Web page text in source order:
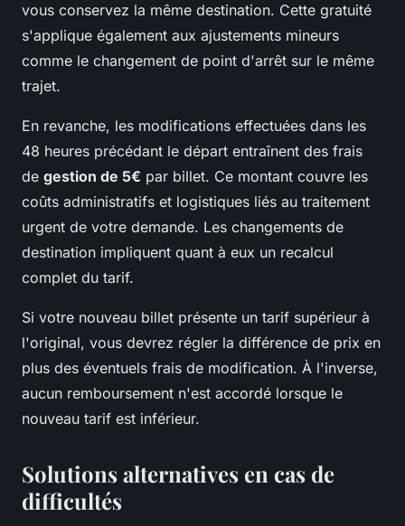
vous conservez la même destination. Cette gratuité
s'applique également aux ajustements mineurs
comme le changement de point d'arrêt sur le même
trajet.
En revanche, les modifications effectuées dans les
48 heures précédant le départ entraînent des frais
de gestion de 5€ par billet. Ce montant couvre les
coûts administratifs et logistiques liés au traitement
urgent de votre demande. Les changements de
destination impliquent quant à eux un recalcul
complet du tarif.
Si votre nouveau billet présente un tarif supérieur à
l'original, vous devrez régler la différence de prix en
plus des éventuels frais de modification. À l'inverse,
aucun remboursement n'est accordé lorsque le
nouveau tarif est inférieur.
Solutions alternatives en cas de
difficultés